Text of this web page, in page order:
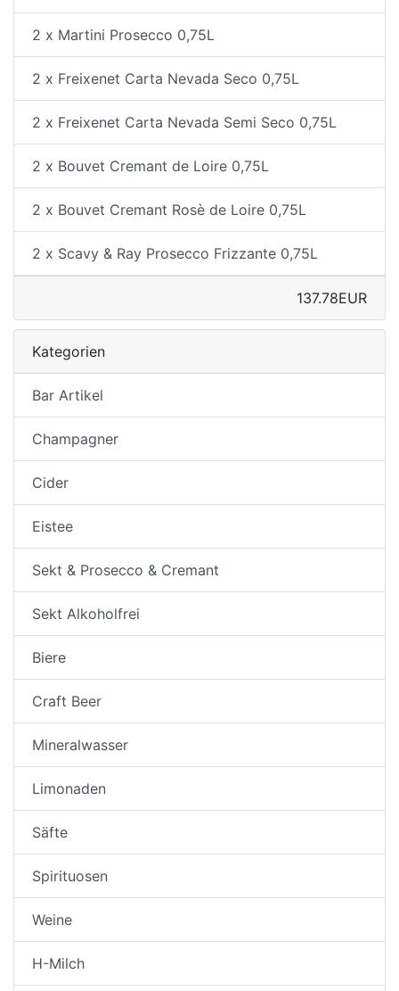
2 x Martini Prosecco 0,75L
2 x Freixenet Carta Nevada Seco 0,75L
2 x Freixenet Carta Nevada Semi Seco 0,75L
2 x Bouvet Cremant de Loire 0,75L
2 x Bouvet Cremant Rosè de Loire 0,75L
2 x Scavy & Ray Prosecco Frizzante 0,75L
137.78EUR
Kategorien
Bar Artikel
Champagner
Cider
Eistee
Sekt & Prosecco & Cremant
Sekt Alkoholfrei
Biere
Craft Beer
Mineralwasser
Limonaden
Säfte
Spirituosen
Weine
H-Milch